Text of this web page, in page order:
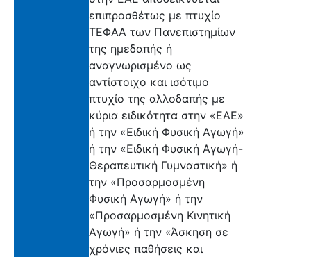
επιπροσθέτως με πτυχίο
ΤΕΦΑΑ των Πανεπιστημίων
της ημεδαπής ή
αναγνωρισμένο ως
αντίστοιχο και ισότιμο
πτυχίο της αλλοδαπής με
κύρια ειδικότητα στην «ΕΑΕ»
ή την «Ειδική Φυσική Αγωγή»
ή την «Ειδική Φυσική Αγωγή-
Θεραπευτική Γυμναστική» ή
την «Προσαρμοσμένη
Φυσική Αγωγή» ή την
«Προσαρμοσμένη Κινητική
Αγωγή» ή την «Άσκηση σε
χρόνιες παθήσεις και